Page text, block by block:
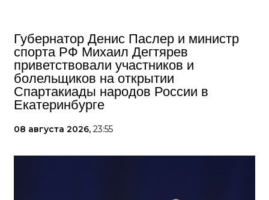
Губернатор Денис Паслер и министр
спорта РФ Михаил Дегтярев
приветствовали участников и
болельщиков на открытии
Спартакиады народов России в
Екатеринбурге
08 августа 2026, 23:55